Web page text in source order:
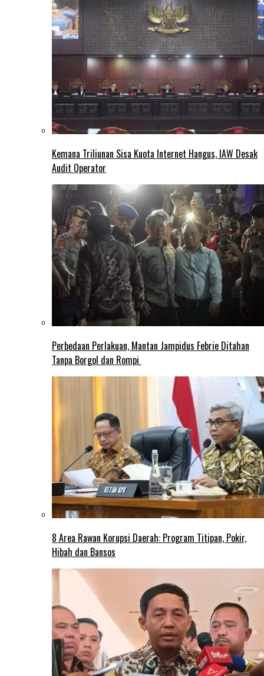
Kemana Triliunan Sisa Kuota Internet Hangus, IAW Desak
Audit Operator
Perbedaan Perlakuan, Mantan Jampidus Febrie Ditahan
Tanpa Borgol dan Rompi
8 Area Rawan Korupsi Daerah: Program Titipan, Pokir,
Hibah dan Bansos